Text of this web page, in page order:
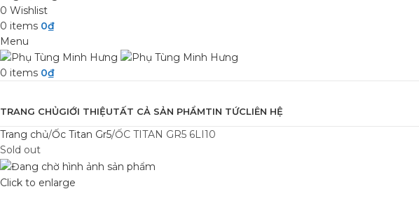
0 Wishlist
0 items 0₫
Menu
0 items 0₫
TRANG CHỦGIỚI THIỆUTẤT CẢ SẢN PHẨMTIN TỨCLIÊN HỆ
Trang chủ Ốc Titan Gr5 ỐC TITAN GR5 6LI10
Sold out
Click to enlarge